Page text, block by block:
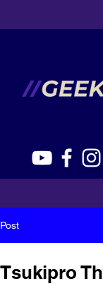
Post
Tsukipro